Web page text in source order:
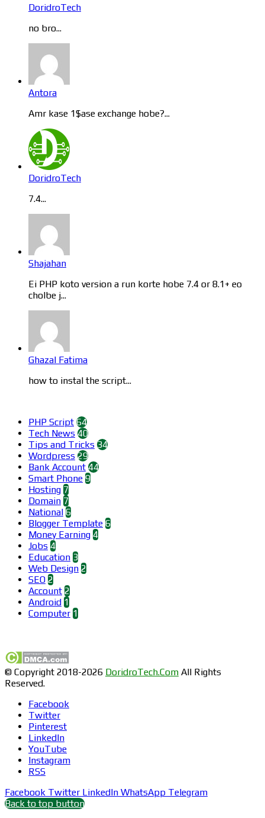
DoridroTech
no bro...
Antora
Amr kase 1$ase exchange hobe?...
DoridroTech
7.4...
Shajahan
Ei PHP koto version a run korte hobe 7.4 or 8.1+ eo
cholbe j...
Ghazal Fatima
how to instal the script...
PHP Script 64
Tech News 40
Tips and Tricks 34
Wordpress 29
Bank Account 44
Smart Phone 9
Hosting 7
Domain 7
National 6
Blogger Template 6
Money Earning 4
Jobs 4
Education 3
Web Design 2
SEO 2
Account 2
Android 1
Computer 1
© Copyright 2018-2026 DoridroTech.Com All Rights
Reserved.
Facebook
Twitter
Pinterest
LinkedIn
YouTube
Instagram
RSS
Facebook Twitter LinkedIn WhatsApp Telegram
Back to top button